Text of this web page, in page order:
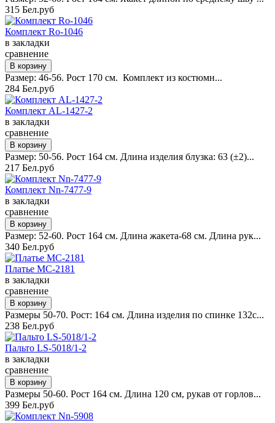
315 Бел.руб
Комплект Ro-1046
в закладки
сравнение
Размер: 46-56. Рост 170 см. Комплект из костюмн...
284 Бел.руб
Комплект AL-1427-2
в закладки
сравнение
Размер: 50-56. Рост 164 см. Длина изделия блузка: 63 (±2)...
217 Бел.руб
Комплект Nn-7477-9
в закладки
сравнение
Размер: 52-60. Рост 164 см. Длина жакета-68 см. Длина рук...
340 Бел.руб
Платье MC-2181
в закладки
сравнение
Размеры 50-70. Рост: 164 см. Длина изделия по спинке 132с...
238 Бел.руб
Пальто LS-5018/1-2
в закладки
сравнение
Размеры 50-60. Рост 164 см. Длина 120 см, рукав от горлов...
399 Бел.руб